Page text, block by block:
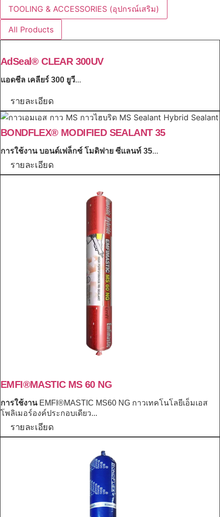
TOOLING & ACCESSORIES (อุปกรณ์เสริม)
All Products
AdSeal® CLEAR 300UV
แอดชีล เคลียร์ 300 ยูวี...
รายละเอียด
BONDFLEX® MODIFIED SEALANT 35
การใช้งาน บอนด์เฟล็กซ์ โมดิฟาย ซีแลนท์ 35...
รายละเอียด
EMFI®MASTIC MS 60 NG
การใช้งานEMFI®MASTIC MS60 NG กาวเทคโนโลยีเอ็มเอส
โพลิเมอร์องค์ประกอบเดียว...
รายละเอียด